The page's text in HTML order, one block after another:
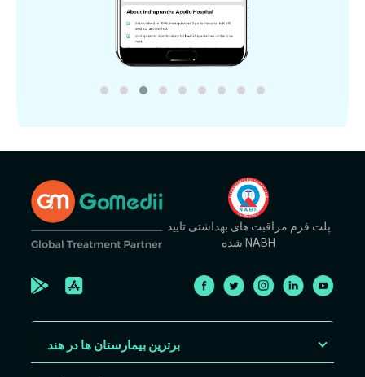
پلت فرم مراقبت های بهداشتی تایید
شده NABH
برترین بیمارستان ها در هند